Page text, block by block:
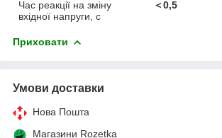
Час реакції на зміну
вхідної напруги, с
＜0,5
Приховати
Умови доставки
Нова Пошта
Магазини Rozetka